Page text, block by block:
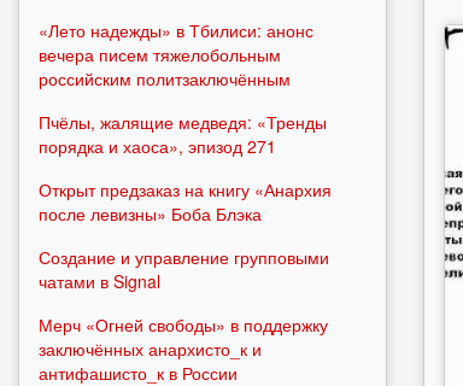
«Лето надежды» в Тбилиси: анонс
вечера писем тяжелобольным
российским политзаключённым
Пчёлы, жалящие медведя: «Тренды
порядка и хаоса», эпизод 271
Открыт предзаказ на книгу «Анархия
после левизны» Боба Блэка
Создание и управление групповыми
чатами в Signal
Мерч «Огней свободы» в поддержку
заключённых анархисто_к и
антифашисто_к в России